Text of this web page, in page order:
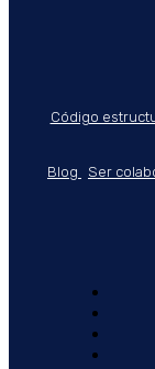
Código
Blog Ser